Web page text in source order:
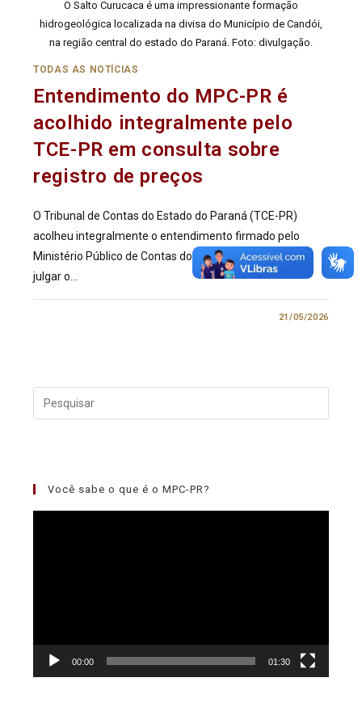
O Salto Curucaca é uma impressionante formação
hidrogeológica localizada na divisa do Município de Candói,
na região central do estado do Paraná. Foto: divulgação.
TODAS AS NOTÍCIAS
Entendimento do MPC-PR é
acolhido integralmente pelo
TCE-PR em consulta sobre
registro de preços
O Tribunal de Contas do Estado do Paraná (TCE-PR)
acolheu integralmente o entendimento firmado pelo
Ministério Público de Contas do Paraná (MPC-PR) ao
julgar o…
21/05/2026
Você sabe o que é o MPC-PR?
00:00 01:30